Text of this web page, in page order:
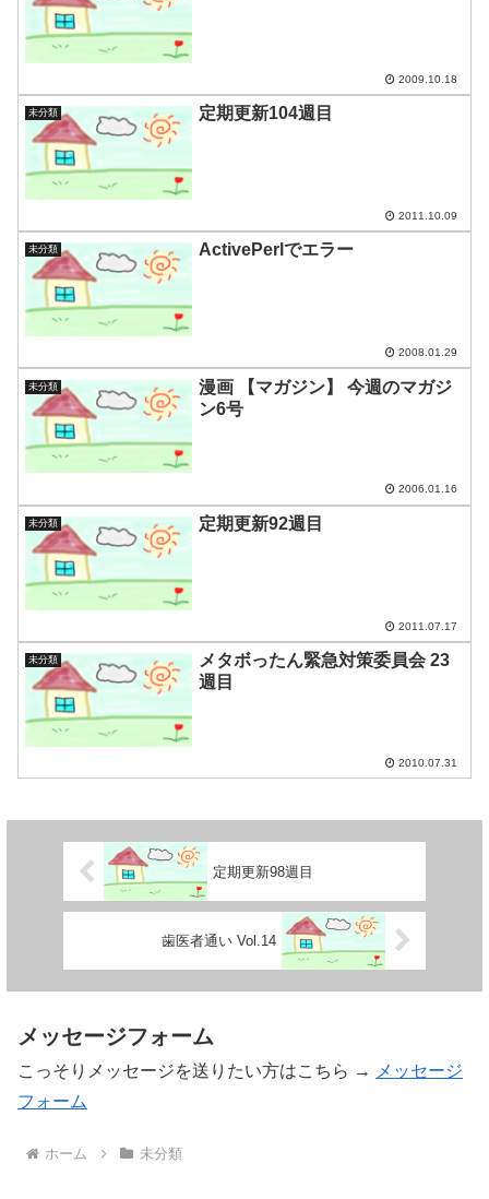
2009.10.18
未分類 定期更新104週目
2011.10.09
未分類 ActivePerlでエラー
2008.01.29
未分類
漫画 【マガジン】 今週のマガジ
ン6号
2006.01.16
未分類 定期更新92週目
2011.07.17
未分類
メタボったん緊急対策委員会 23
週目
2010.07.31
定期更新98週目
歯医者通い Vol.14
メッセージフォーム
こっそりメッセージを送りたい方はこちら →
メッセージ
フォーム
ホーム 未分類